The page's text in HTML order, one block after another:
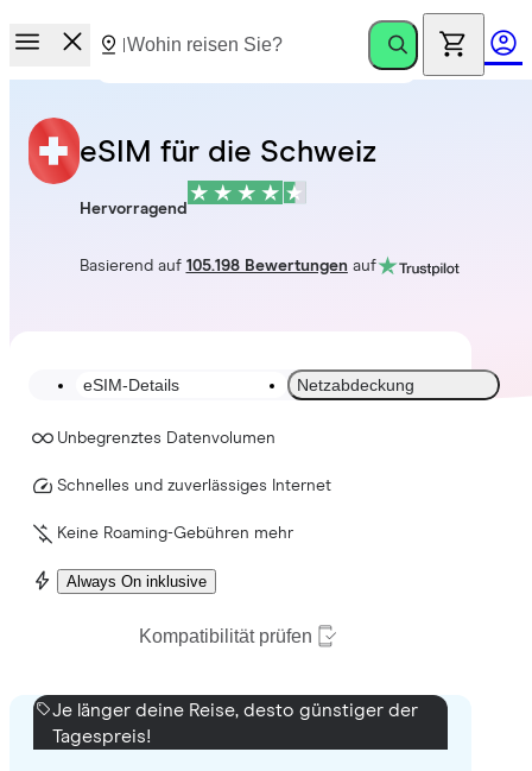
eSIM für die Schweiz
Hervorragend
Basierend auf 105.198 Bewertungen auf
eSIM-Details Netzabdeckung
Unbegrenztes Datenvolumen
Schnelles und zuverlässiges Internet
Keine Roaming-Gebühren mehr
Always On inklusive
Kompatibilität prüfen
Je länger deine Reise, desto günstiger der
Tagespreis!